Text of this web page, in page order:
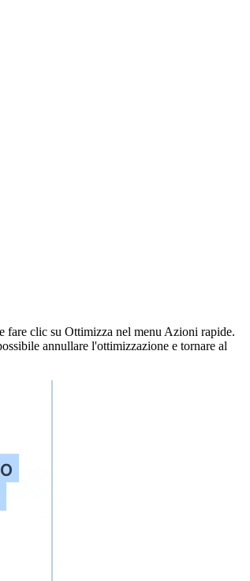
fare clic su Ottimizza nel menu Azioni rapide.
annullare l'ottimizzazione e tornare al